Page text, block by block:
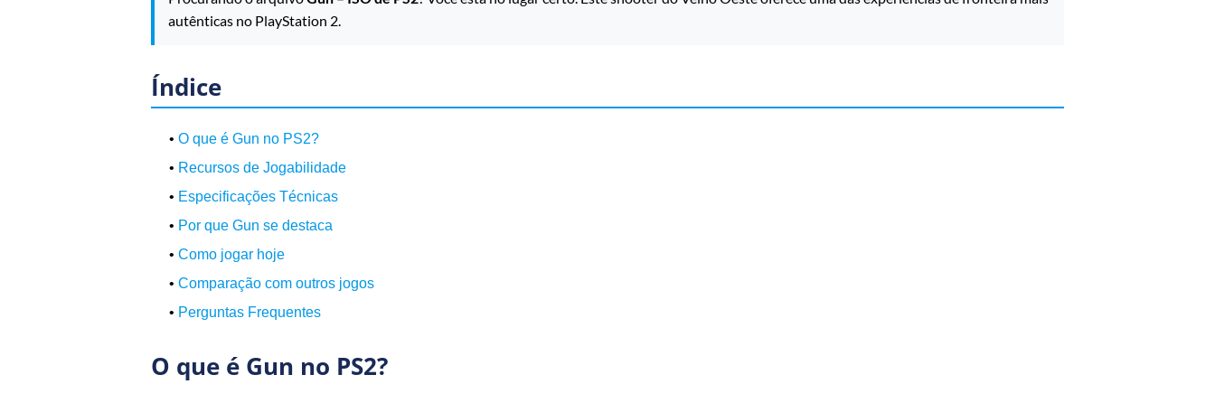
autênticas no PlayStation 2.
Índice
• O que é Gun no PS2?
• Recursos de Jogabilidade
• Especificações Técnicas
• Por que Gun se destaca
• Como jogar hoje
• Comparação com outros jogos
• Perguntas Frequentes
O que é Gun no PS2?